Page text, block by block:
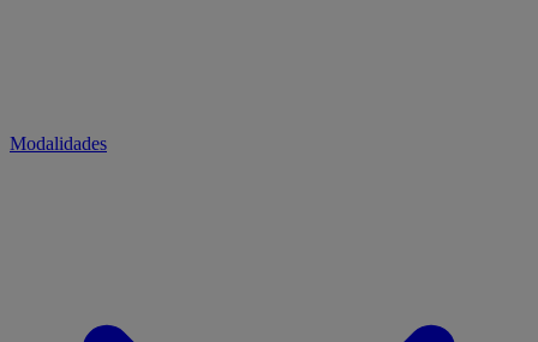
Modalidades